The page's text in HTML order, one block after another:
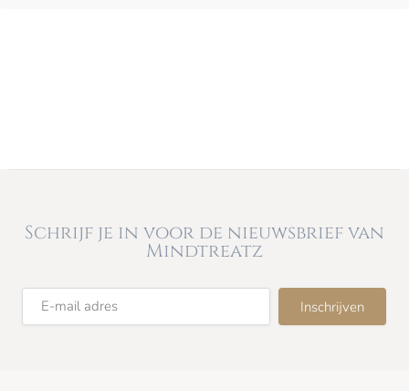
Schrijf je in voor de nieuwsbrief van
Mindtreatz